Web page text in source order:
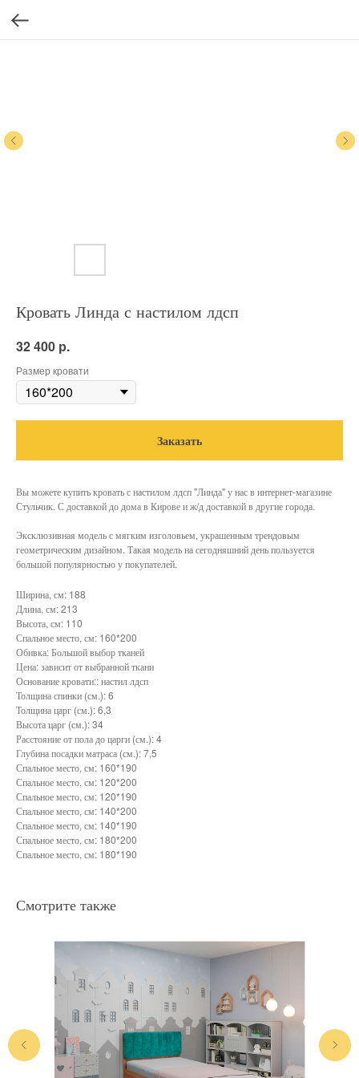
Кровать Линда с настилом лдсп
32 400 р.
Размер кровати
Заказать
Вы можете купить кровать с настилом лдсп "Линда" у нас в интернет-магазине
Стульчик. С доставкой до дома в Кирове и ж/д доставкой в другие города.
Эксклюзивная модель с мягким изголовьем, украшенным трендовым
геометрическим дизайном. Такая модель на сегодняшний день пользуется
большой популярностью у покупателей.
Ширина, см: 188
Длина, см: 213
Высота, см: 110
Спальное место, см: 160*200
Обивка: Большой выбор тканей
Цена: зависит от выбранной ткани
Основание кровати:: настил лдсп
Толщина спинки (см.): 6
Толщина царг (см.): 6,3
Высота царг (см.): 34
Расстояние от пола до царги (см.): 4
Глубина посадки матраса (см.): 7,5
Спальное место, см: 160*190
Спальное место, см: 120*200
Спальное место, см: 120*190
Спальное место, см: 140*200
Спальное место, см: 140*190
Спальное место, см: 180*200
Спальное место, см: 180*190
Смотрите также